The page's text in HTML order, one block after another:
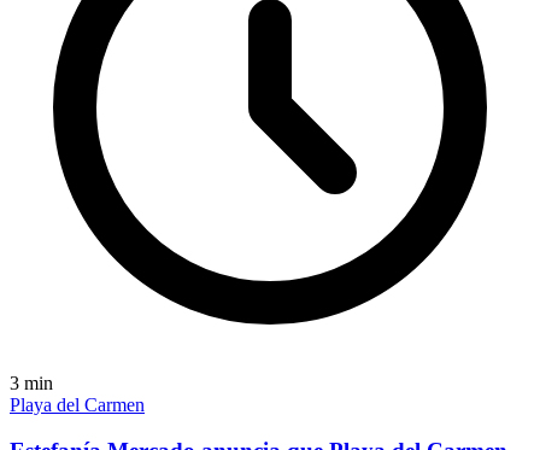
3 min
Playa del Carmen